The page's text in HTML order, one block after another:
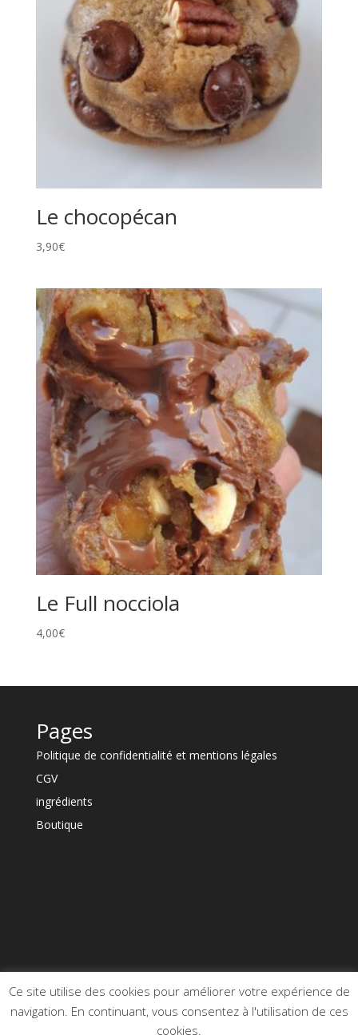
Le chocopécan
3,90€
Le Full nocciola
4,00€
Pages
Politique de confidentialité et mentions légales
CGV
ingrédients
Boutique
Ce site utilise des cookies pour améliorer votre expérience de
navigation. En continuant, vous consentez à l'utilisation de ces
cookies.